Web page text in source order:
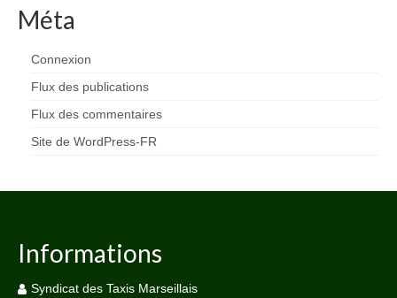
Méta
Connexion
Flux des publications
Flux des commentaires
Site de WordPress-FR
Informations
Syndicat des Taxis Marseillais